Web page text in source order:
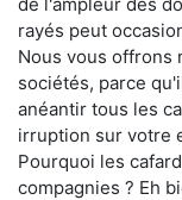
rayés peut
Nous vous offrons
sociétés, parce
anéantir tous les
irruption sur votre
Pourquoi les
compagnies ? Eh